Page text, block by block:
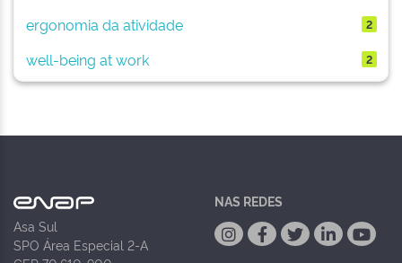
ergonomia da atividade 2
well-being at work 2
Asa Sul
SPO Área Especial 2-A
NAS REDES